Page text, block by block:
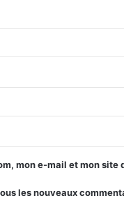
mon e-mail et mon
les nouveaux